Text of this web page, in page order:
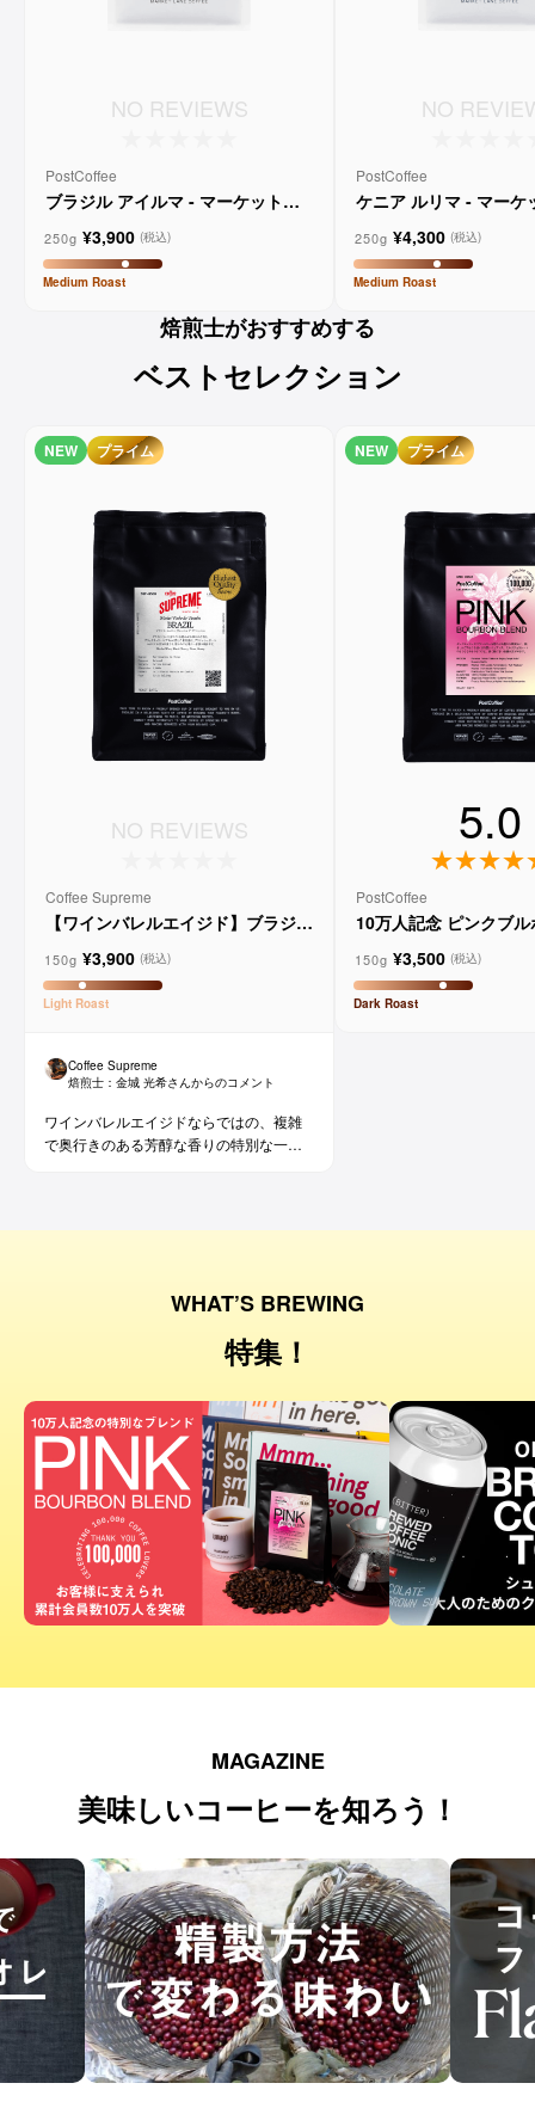
NO REVIEWS
PostCoffee
ブラジル アイルマ - マーケットレ
250g ¥3,900 (税込)
Medium Roast
NO
PostCoffee
ケニア ルリマ - マーケ
250g ¥4,300 (税込)
Medium Roast
焙煎士がおすすめする
ベストセレクション
NEW プライム
NO REVIEWS
Coffee Supreme
【ワインバレルエイジド】ブラジル
ョ
150g ¥3,900 (税込)
Light Roast
Coffee Supreme
焙煎士： 金城 光希さんからのコメント
ワインバレルエイジドならではの、複雑
で奥行きのある芳醇な香りの特別な一杯
NEW プライム
5.0
PostCoffee
10万人記念 ピンクブ
150g ¥3,500 (税込)
Dark Roast
WHAT’S BREWING
特集！
MAGAZINE
美味しいコーヒーを知ろう！